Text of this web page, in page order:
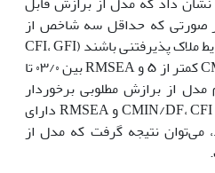
صورتی که حداقل سه شاخص از
شاخص‌های برازش دارای شرایط ملاک پذیرفتنی باشند (CFI، GFI
و NFI بزرگتر از ۹/۰، CMIN/DF کمتر از ۵ و RMSEA بین ۰۳/۰ تا
مدل از برازش مطلوبی برخوردار
است و از آنجا که سه شاخص CMIN/DF، CFI و RMSEA دارای
می‌توان نتیجه گرفت که مدل از